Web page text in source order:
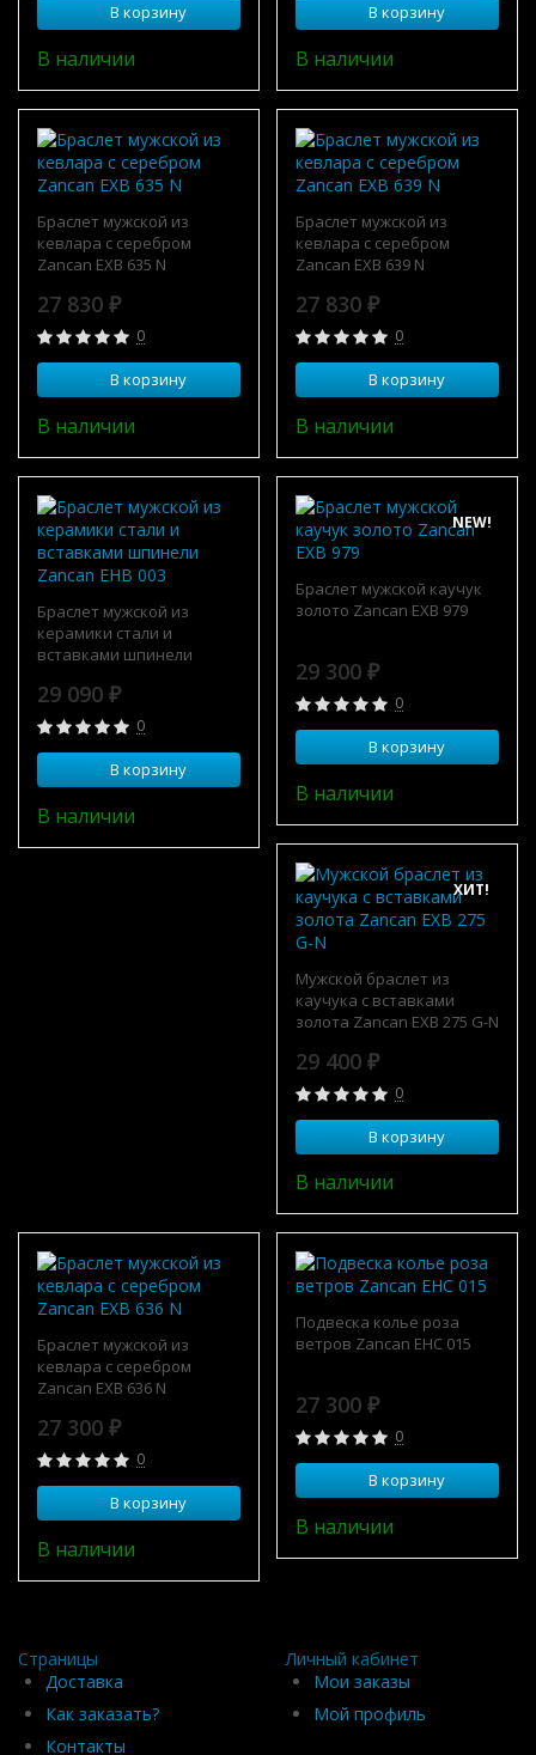
В корзину
В наличии
В корзину
В наличии
Браслет мужской из
кевлара с серебром
Zancan EXB 635 N
27 830 ₽
0
В корзину
В наличии
Браслет мужской из
кевлара с серебром
Zancan EXB 639 N
27 830 ₽
0
В корзину
В наличии
Браслет мужской из
керамики стали и
вставками шпинели
29 090 ₽
0
В корзину
В наличии
NEW!
Браслет мужской каучук
золото Zancan EXB 979
29 300 ₽
0
В корзину
В наличии
ХИТ!
Мужской браслет из
каучука с вставками
золота Zancan EXB 275 G-N
29 400 ₽
0
В корзину
В наличии
Браслет мужской из
кевлара с серебром
Zancan EXB 636 N
27 300 ₽
0
В корзину
В наличии
Подвеска колье роза
ветров Zancan EHC 015
27 300 ₽
0
В корзину
В наличии
Страницы
Доставка
Как заказать?
Контакты
Личный кабинет
Мои заказы
Мой профиль